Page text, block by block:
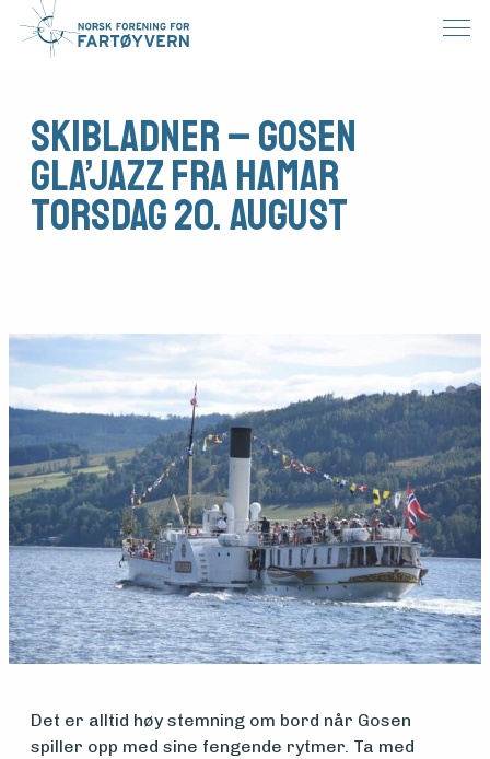
Medlemsfartøy
Søk
midler
Skibladner – Gosen
Gla’jazz fra Hamar
torsdag 20. august
Det er alltid høy stemning om bord når Gosen
spiller opp med sine fengende rytmer. Ta med